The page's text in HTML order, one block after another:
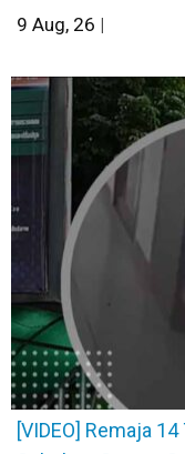
9 Aug, 26 |
[VIDEO] Remaja